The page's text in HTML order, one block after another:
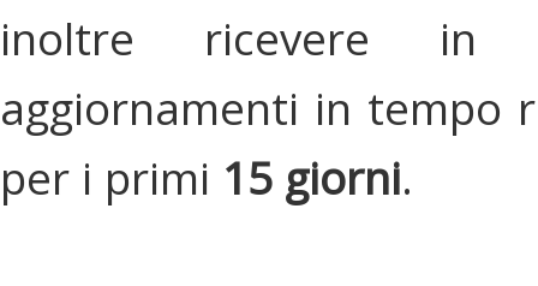
inoltre ricevere in
aggiornamenti in tempo
per i primi 15 giorni.